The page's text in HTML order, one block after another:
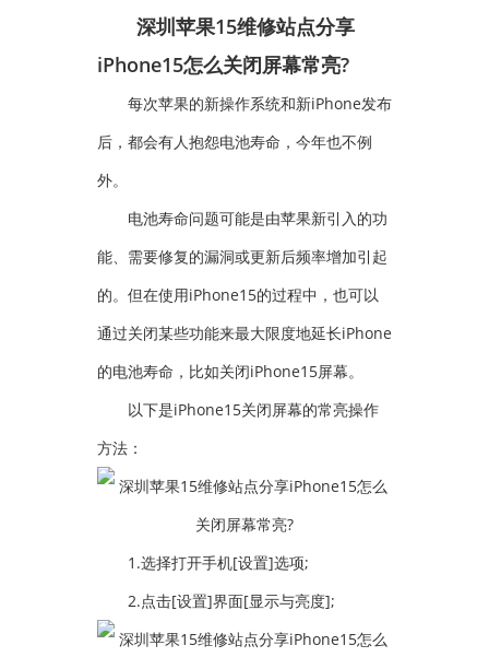
深圳苹果15维修站点分享
iPhone15怎么关闭屏幕常亮?
每次苹果的新操作系统和新iPhone发布
后，都会有人抱怨电池寿命，今年也不例
外。
电池寿命问题可能是由苹果新引入的功
能、需要修复的漏洞或更新后频率增加引起
的。但在使用iPhone15的过程中，也可以
通过关闭某些功能来最大限度地延长iPhone
的电池寿命，比如关闭iPhone15屏幕。
以下是iPhone15关闭屏幕的常亮操作
方法：
1.选择打开手机[设置]选项;
2.点击[设置]界面[显示与亮度];